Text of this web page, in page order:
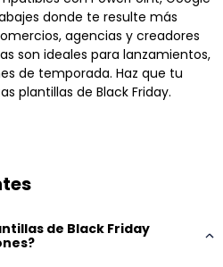
donde te resulte más
agencias y creadores
son ideales para lanzamientos,
de temporada. Haz que tu
plantillas de Black Friday.
de Black Friday